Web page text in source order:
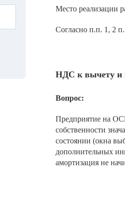
Место реализации
Согласно п.п. 1, 2
НДС к вычету и
Вопрос:
Предприятие на
собственности
состоянии (окна
дополнительных
амортизация не